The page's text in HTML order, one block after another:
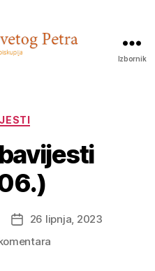
Izbornik
Datum
objave
26 lipnja, 2023